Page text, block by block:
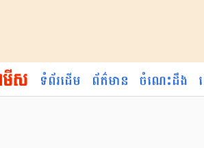
ទំព័រដើម ព័ត៌មាន ចំណេះដឹង